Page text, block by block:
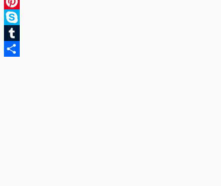
Pinterest
Skype
Tumblr